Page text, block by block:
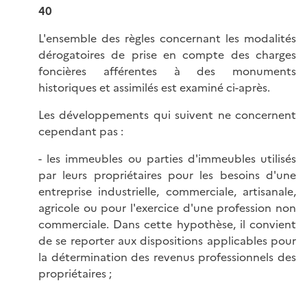
40
L'ensemble des règles concernant les modalités
dérogatoires de prise en compte des charges
foncières afférentes à des monuments
historiques et assimilés est examiné ci-après.
Les développements qui suivent ne concernent
cependant pas :
- les immeubles ou parties d'immeubles utilisés
par leurs propriétaires pour les besoins d'une
entreprise industrielle, commerciale, artisanale,
agricole ou pour l'exercice d'une profession non
commerciale. Dans cette hypothèse, il convient
de se reporter aux dispositions applicables pour
la détermination des revenus professionnels des
propriétaires ;